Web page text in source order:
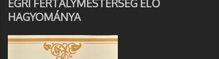
EGRI FERTÁLYMESTERSÉG ÉLŐ
HAGYOMÁNYA